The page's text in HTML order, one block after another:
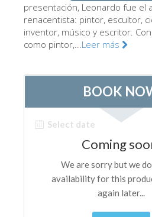
Corredor de
Palazzo Vecchio
Santa Maria
Reserve ahora
Reserve una
ENGLISH
中文
presentación, Leonardo fue el
renacentista: pintor, escultor,
inventor, músico y escritor.
como pintor,...Leer más